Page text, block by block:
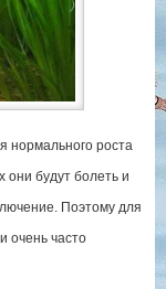
нормального роста
они будут болеть и
Поэтому для
очень часто